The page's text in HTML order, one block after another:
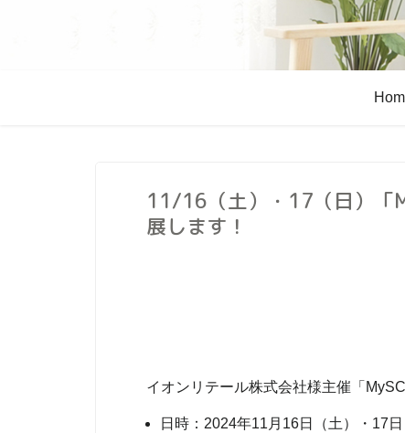
11/16（土）・17（日）「
展します！
イオンリテール株式会社様主催「
日時：2024年11月16日（土）・17